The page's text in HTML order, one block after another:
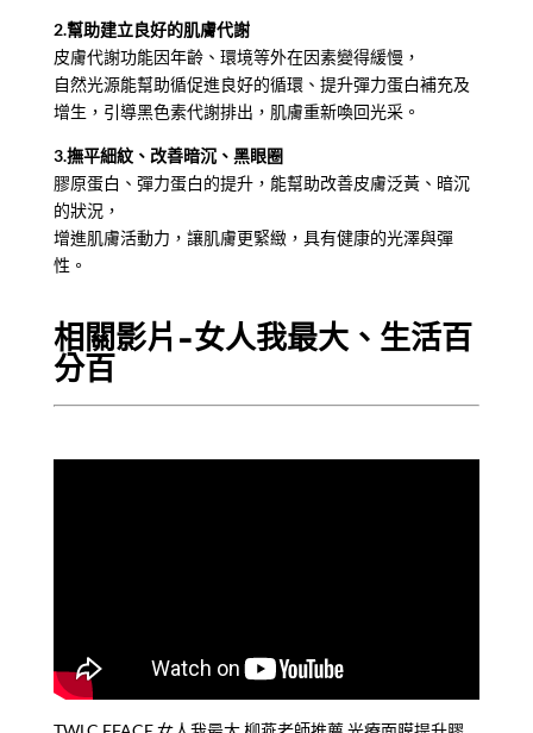
2.幫助建立良好的肌膚代謝
皮膚代謝功能因年齡、環境等外在因素變得緩慢，
自然光源能幫助循促進良好的循環、提升彈力蛋白補充及
增生，引導黑色素代謝排出，肌膚重新喚回光采。
3.撫平細紋、改善暗沉、黑眼圈
膠原蛋白、彈力蛋白的提升，能幫助改善皮膚泛黃、暗沉
的狀況，
增進肌膚活動力，讓肌膚更緊緻，具有健康的光澤與彈
性。
相關影片-女人我最大、生活百
分百